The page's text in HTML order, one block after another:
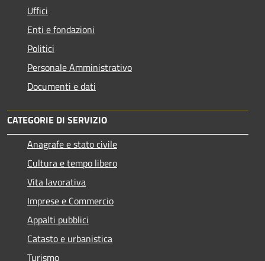
Uffici
Enti e fondazioni
Politici
Personale Amministrativo
Documenti e dati
CATEGORIE DI SERVIZIO
Anagrafe e stato civile
Cultura e tempo libero
Vita lavorativa
Imprese e Commercio
Appalti pubblici
Catasto e urbanistica
Turismo